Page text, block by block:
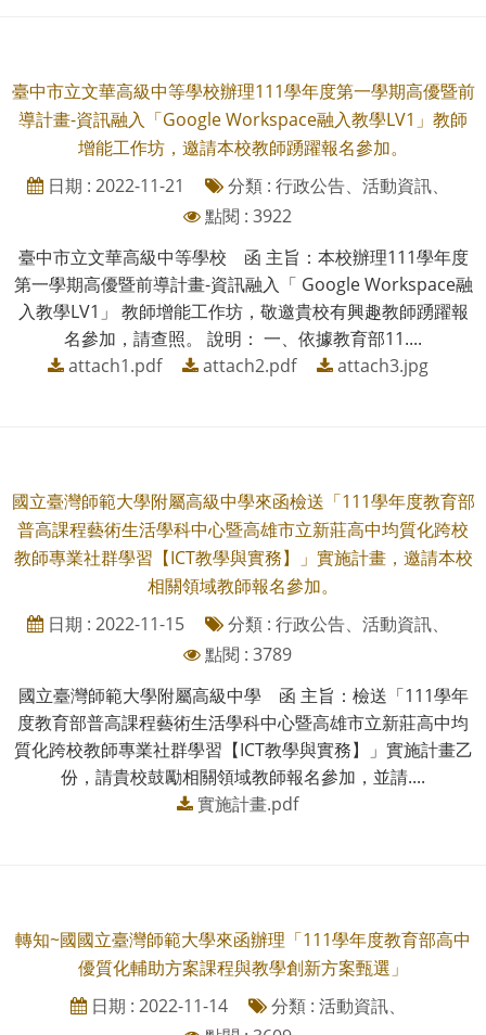
臺中市立文華高級中等學校辦理111學年度第一學期高優暨前
導計畫-資訊融入「Google Workspace融入教學LV1」教師
增能工作坊，邀請本校教師踴躍報名參加。
日期 : 2022-11-21
分類 : 行政公告、活動資訊、
點閱 : 3922
臺中市立文華高級中等學校 函 主旨：本校辦理111學年度
第一學期高優暨前導計畫-資訊融入「 Google Workspace融
入教學LV1」 教師增能工作坊，敬邀貴校有興趣教師踴躍報
名參加，請查照。 說明： 一、依據教育部11....
attach1.pdf
attach2.pdf attach3.jpg
國立臺灣師範大學附屬高級中學來函檢送「111學年度教育部
普高課程藝術生活學科中心暨高雄市立新莊高中均質化跨校
教師專業社群學習【ICT教學與實務】」實施計畫，邀請本校
相關領域教師報名參加。
日期 : 2022-11-15
分類 : 行政公告、活動資訊、
點閱 : 3789
國立臺灣師範大學附屬高級中學 函 主旨：檢送「111學年
度教育部普高課程藝術生活學科中心暨高雄市立新莊高中均
質化跨校教師專業社群學習【ICT教學與實務】」實施計畫乙
份，請貴校鼓勵相關領域教師報名參加，並請....
實施計畫.pdf
轉知~國國立臺灣師範大學來函辦理「111學年度教育部高中
優質化輔助方案課程與教學創新方案甄選」
日期 : 2022-11-14
分類 : 活動資訊、